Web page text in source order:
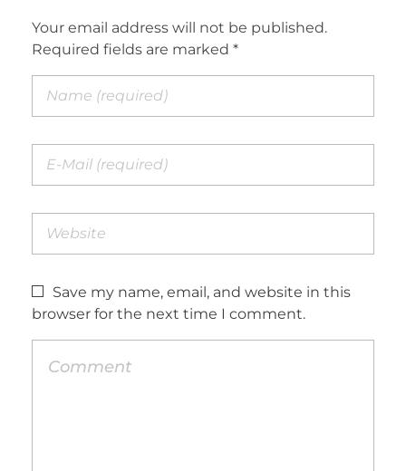
Your email address will not be published.
Required fields are marked *
Save my name, email, and website in this
browser for the next time I comment.